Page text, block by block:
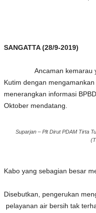
SANGATTA (28/9-2019)
Ancaman kemarau yang
Kutim dengan
menerangkan informasi
Oktober mendatang.
Suparjan – Plt Dirut PDAM Tirta
Kabo yang sebagian besar
Disebutkan, pengerukan
pelayanan air bersih tak